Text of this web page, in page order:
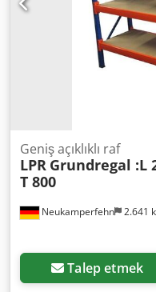
Neukamperfehn 2.641
Geniş açıklıklı raf
LPR Grundregal :L
T 800
Talep etmek